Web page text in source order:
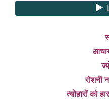
रोशनी
त्योहारों को